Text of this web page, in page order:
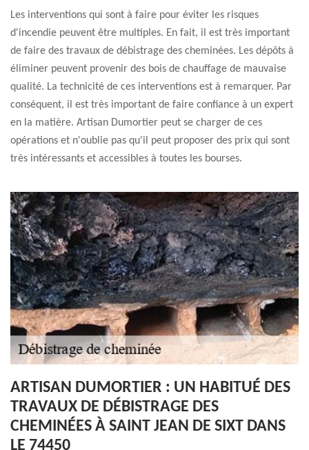
Les interventions qui sont à faire pour éviter les risques
d'incendie peuvent être multiples. En fait, il est très important
de faire des travaux de débistrage des cheminées. Les dépôts à
éliminer peuvent provenir des bois de chauffage de mauvaise
qualité. La technicité de ces interventions est à remarquer. Par
conséquent, il est très important de faire confiance à un expert
en la matière. Artisan Dumortier peut se charger de ces
opérations et n'oublie pas qu'il peut proposer des prix qui sont
très intéressants et accessibles à toutes les bourses.
ARTISAN DUMORTIER : UN HABITUÉ DES
TRAVAUX DE DÉBISTRAGE DES
CHEMINÉES À SAINT JEAN DE SIXT DANS
LE 74450